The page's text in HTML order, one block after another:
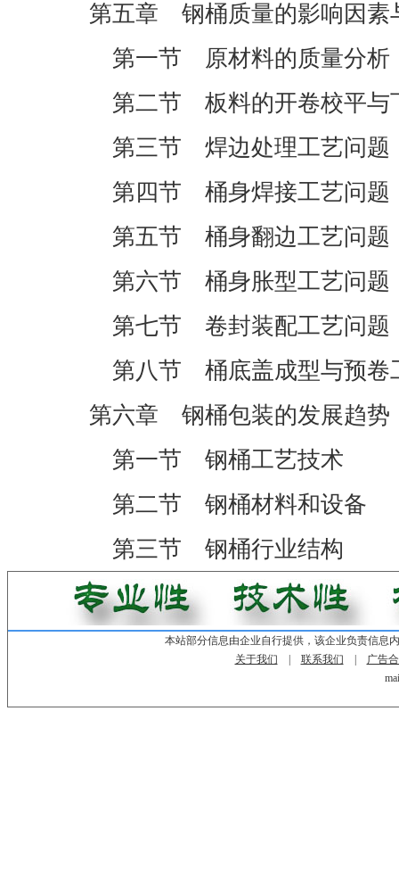
第五章 钢桶质量的影响因素
第一节 原材料的质量分析
第二节 板料的开卷校平与
第三节 焊边处理工艺问题
第四节 桶身焊接工艺问题
第五节 桶身翻边工艺问题
第六节 桶身胀型工艺问题
第七节 卷封装配工艺问题
第八节 桶底盖成型与预卷
第六章 钢桶包装的发展趋势
第一节 钢桶工艺技术
第二节 钢桶材料和设备
第三节 钢桶行业结构
本站部分信息由企业自行提供，该企业负责信息
关于我们
联系我们
广告